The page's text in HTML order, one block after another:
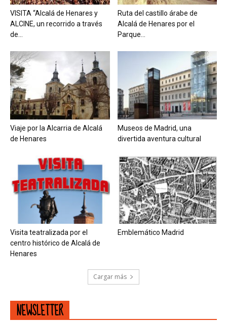
VISITA “Alcalá de Henares y
ALCINE, un recorrido a través
de...
Ruta del castillo árabe de
Alcalá de Henares por el
Parque...
Viaje por la Alcarria de Alcalá
de Henares
Museos de Madrid, una
divertida aventura cultural
Visita teatralizada por el
centro histórico de Alcalá de
Henares
Emblemático Madrid
Cargar más
NEWSLETTER